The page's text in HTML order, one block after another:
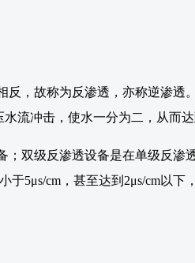
，故称为反渗透，亦称逆渗透
流冲击，使水一分为二，从而达
双级反渗透设备是在单级反渗
5μs/cm，甚至达到2μs/cm以下